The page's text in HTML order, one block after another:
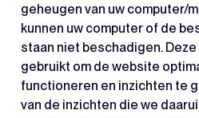
geheugen van uw computer/
kunnen uw computer of de
staan niet beschadigen.
gebruikt om de website
functioneren en inzichten te
van de inzichten die we